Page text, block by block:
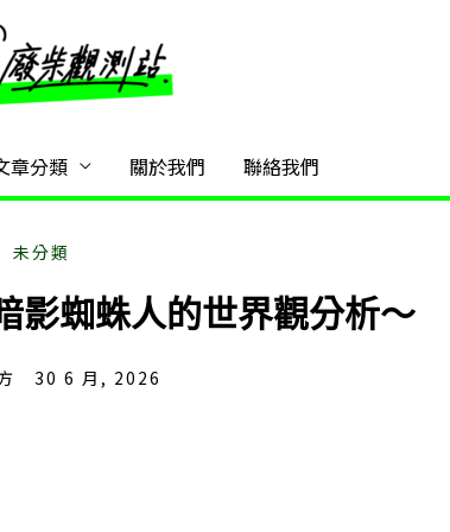
章分類 關於我們 聯絡我們
影蜘蛛人的世界觀分析～
30 6 月, 2026